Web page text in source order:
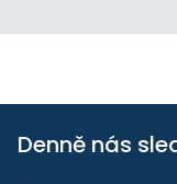
Denně nás